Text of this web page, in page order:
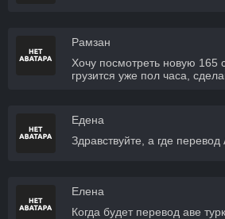
Рамзан
Хочу посмотреть новую 165
грузится уже пол часа,
Едена
Здравствуйте, а где перевод
Елена
Когда будет перевод аве